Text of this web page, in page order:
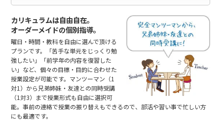
カリキュラムは自由自在。
オーダーメイドの個別指導。
曜日・時間・教科を自由に選んで頂ける
プランです。「苦手な単元をじっくり勉
強したい」「前学年の内容を復習した
い」など、個々の目標・目的に合わせた
授業設定が可能です。マンツーマン（1
対1）から兄弟姉妹・友達との同時受講
（1対3）まで授業形式も自由に選択可
能。事前の連絡で授業の振り替えもできるので、部活や習い事で忙しい方
にも最適です。